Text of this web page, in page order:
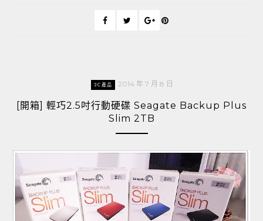
3C產品 2014 年 7 月 8 日
[開箱] 輕巧2.5吋行動硬碟 Seagate Backup Plus
Slim 2TB